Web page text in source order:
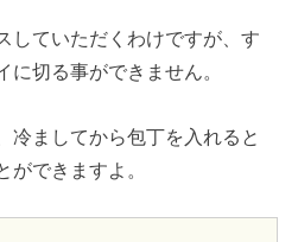
していただくわけですが、す
に切る事ができません。
冷ましてから包丁を入れると
ができますよ。